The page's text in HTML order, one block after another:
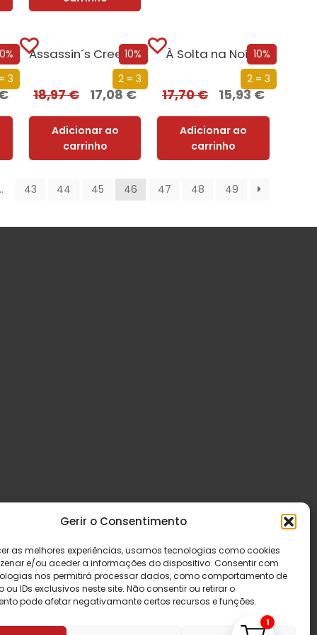
Gerir o Consentimento
as melhores experiências, usamos tecnologias como cookies
e/ou aceder a informações do dispositivo. Consentir com
nos permitirá processar dados, como comportamento de
IDs exclusivos neste site. Não consentir ou retirar o
pode afetar negativamante certos recursos e funções.
3
10%
2 = 3
Assassin´s Creed – Cruzada Secreta
18,97€ 17,08€
Adicionar ao
carrinho
10%
2 = 3
À Solta na Noite
17,70€ 15,93€
Adicionar ao
carrinho
43 44 45 46 47 48 49
1